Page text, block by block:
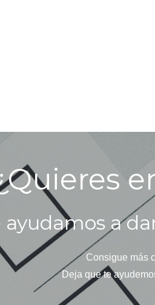
ayudamos a
Consigue más
Deja que te